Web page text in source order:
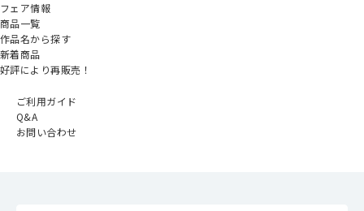
フェア情報
商品一覧
作品名から探す
新着商品
好評により再販売！
ご利用ガイド
Q&A
お問い合わせ